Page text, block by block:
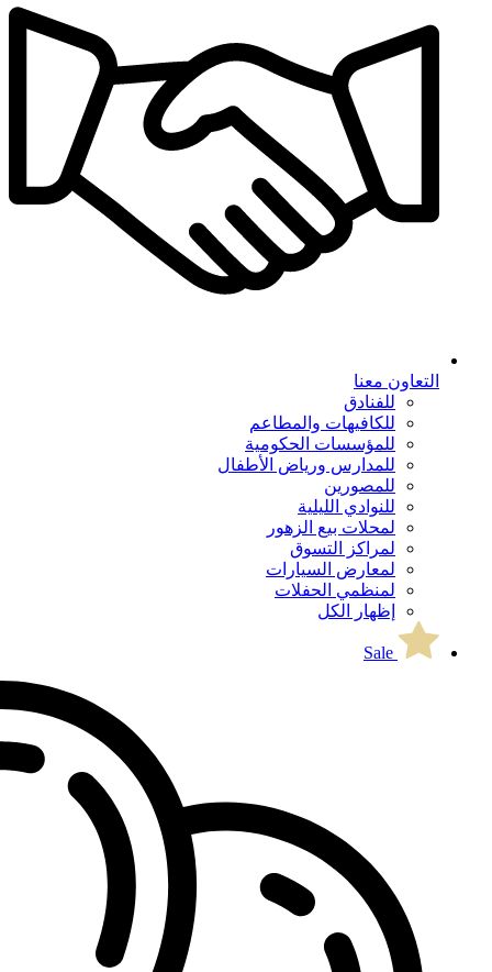
التعاون معنا
للفنادق
للكافيهات والمطاعم
للمؤسسات الحكومية
للمدارس ورياض الأطفال
للمصورين
للنوادي الليلية
لمحلات بيع الزهور
لمراكز التسوق
لمعارض السيارات
لمنظمي الحفلات
إظهار الكل